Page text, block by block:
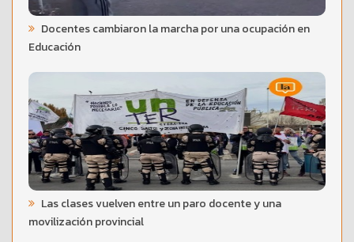
Docentes cambiaron la marcha por una ocupación en
Educación
Las clases vuelven entre un paro docente y una
movilización provincial